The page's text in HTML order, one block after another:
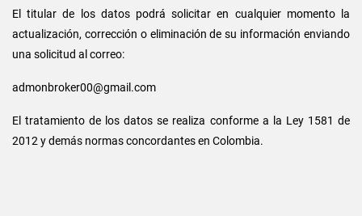
El titular de los datos podrá solicitar en cualquier momento la
actualización, corrección o eliminación de su información enviando
una solicitud al correo:
admonbroker00@gmail.com
El tratamiento de los datos se realiza conforme a la Ley 1581 de
2012 y demás normas concordantes en Colombia.